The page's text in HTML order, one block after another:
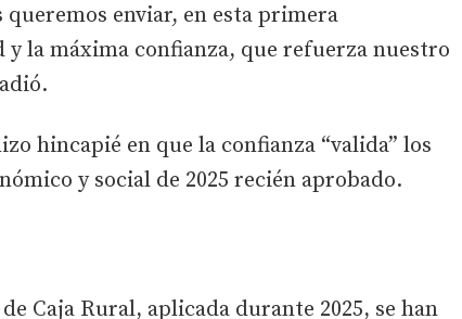
queremos enviar, en esta primera
la máxima confianza, que refuerza nuestro
hincapié en que la confianza “valida” los
y social de 2025 recién aprobado.
Caja Rural, aplicada durante 2025, se han